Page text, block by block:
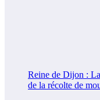
Reine de Dijon :
de la récolte de